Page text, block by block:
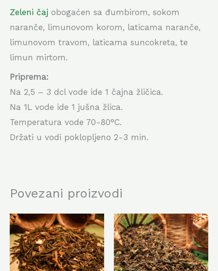
Zeleni čaj obogaćen sa đumbirom, sokom
naranče, limunovom korom, laticama naranče,
limunovom travom, laticama suncokreta, te
limun mirtom.
Priprema:
Na 2,5 – 3 dcl vode ide 1 čajna žličica.
Na 1L vode ide 1 jušna žlica.
Temperatura vode 70-80°C.
Držati u vodi poklopljeno 2-3 min.
Povezani proizvodi
Ovaj
proizvod
ima
više
Ovaj
ima
više